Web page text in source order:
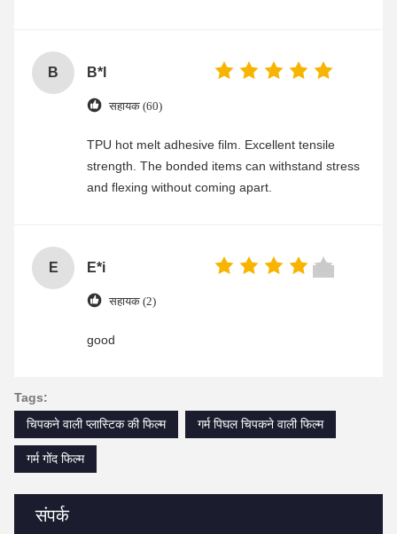
संपर्क
B B*l
सहायक (60)
TPU hot melt adhesive film. Excellent tensile
strength. The bonded items can withstand stress
and flexing without coming apart.
E E*i
सहायक (2)
good
Tags:
चिपकने वाली प्लास्टिक की फिल्म
गर्म पिघल चिपकने वाली फिल्म
गर्म गोंद फिल्म